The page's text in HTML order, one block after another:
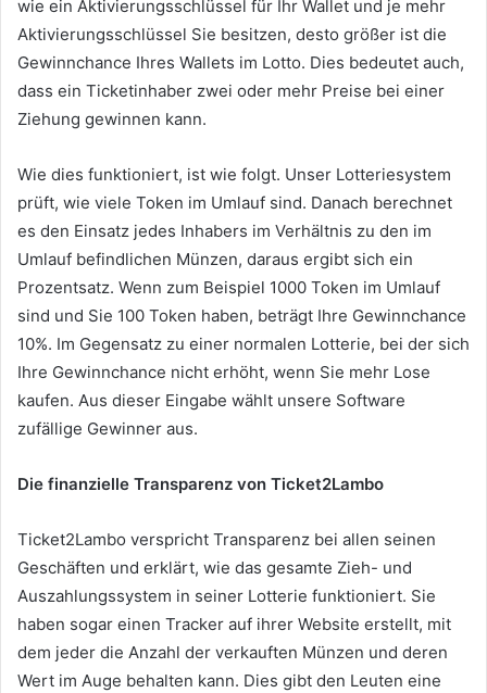
wie ein Aktivierungsschlüssel für Ihr Wallet und je mehr
Aktivierungsschlüssel Sie besitzen, desto größer ist die
Gewinnchance Ihres Wallets im Lotto. Dies bedeutet auch,
dass ein Ticketinhaber zwei oder mehr Preise bei einer
Ziehung gewinnen kann.
Wie dies funktioniert, ist wie folgt. Unser Lotteriesystem
prüft, wie viele Token im Umlauf sind. Danach berechnet
es den Einsatz jedes Inhabers im Verhältnis zu den im
Umlauf befindlichen Münzen, daraus ergibt sich ein
Prozentsatz. Wenn zum Beispiel 1000 Token im Umlauf
sind und Sie 100 Token haben, beträgt Ihre Gewinnchance
10%. Im Gegensatz zu einer normalen Lotterie, bei der sich
Ihre Gewinnchance nicht erhöht, wenn Sie mehr Lose
kaufen. Aus dieser Eingabe wählt unsere Software
zufällige Gewinner aus.
Die finanzielle Transparenz von Ticket2Lambo
Ticket2Lambo verspricht Transparenz bei allen seinen
Geschäften und erklärt, wie das gesamte Zieh- und
Auszahlungssystem in seiner Lotterie funktioniert. Sie
haben sogar einen Tracker auf ihrer Website erstellt, mit
dem jeder die Anzahl der verkauften Münzen und deren
Wert im Auge behalten kann. Dies gibt den Leuten eine